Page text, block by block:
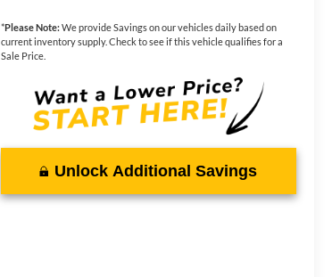
*Please Note:We provide Savings on our vehicles daily based on
current inventory supply. Check to see if this vehicle qualifies for a
Sale Price.
Unlock Additional Savings